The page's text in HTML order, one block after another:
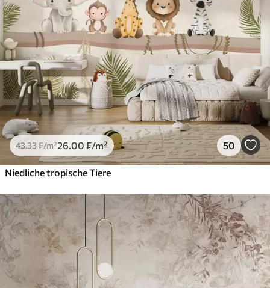
43.33₣/m²26 .00 ₣/m² 50
Niedliche tropische Tiere